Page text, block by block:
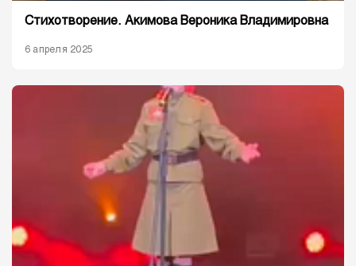
Стихотворение. Акимова Вероника Владимировна
6 апреля 2025